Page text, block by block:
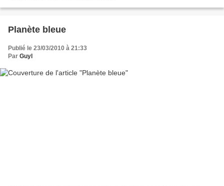
Planète bleue
Publié le 23/03/2010 à 21:33
Par Guyl